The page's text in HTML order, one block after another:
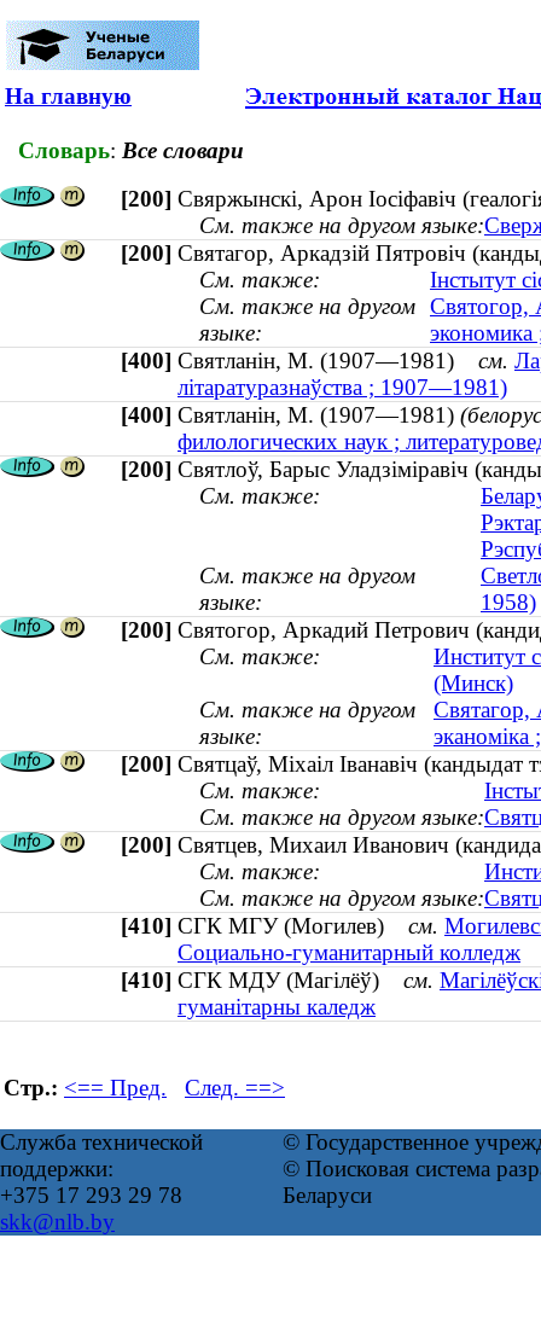
На главную
Словарь: Все словари
[200] Свяржынскі, Арон Іосіфавіч
См. также на другом языке:
[200] Святагор, Аркадзій Пятровіч
См. также:
Інстытут
См. также на другом
языке:
Святогор,
[400] Святланін, М. (1907—1981) см.
літаратуразнаўства ; 1907—1981)
[400] Святланін, М. (1907—1981)
филологических наук ;
[200] Святлоў, Барыс Уладзіміравіч
См. также:
См. также на другом
языке:
1958)
[200] Святогор, Аркадий Петрович
См. также:
Институт
(Минск)
См. также на другом
языке:
Святагор,
[200] Святцаў, Міхаіл Іванавіч
См. также:
См. также на другом языке:
[200] Святцев, Михаил Иванович
См. также:
См. также на другом языке:
[410] СГК МГУ (Могилев) см.
Социально-гуманитарный колледж
[410] СГК МДУ (Магілёў) см.
гуманітарны каледж
Стр.: <== Пред. След. ==>
Служба технической
поддержки:
+375 17 293 29 78
skk@nlb.by
© Государственное
© Поисковая система
Беларуси